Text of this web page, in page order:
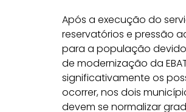
Após a execução do
reservatórios e pressão
para a população
de modernização da
significativamente os
ocorrer, nos dois
devem se normalizar